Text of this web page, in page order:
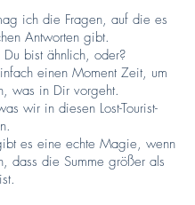
ich die Fragen, auf die es
Antworten gibt.
Du bist ähnlich, oder?
einen Moment Zeit, um
was in Dir vorgeht.
wir in diesen Lost-Tourist-
es eine echte Magie, wenn
dass die Summe größer als